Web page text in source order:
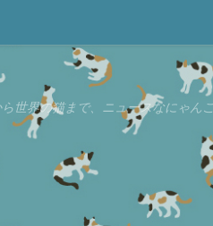
ら世界の猫まで、ニュースなにゃん